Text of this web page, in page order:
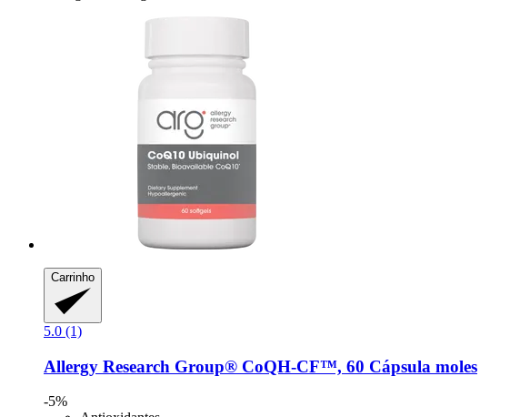
Carrinho
5.0 (1)
Allergy Research Group® CoQH-​CF™, 60 Cápsula moles
-5%